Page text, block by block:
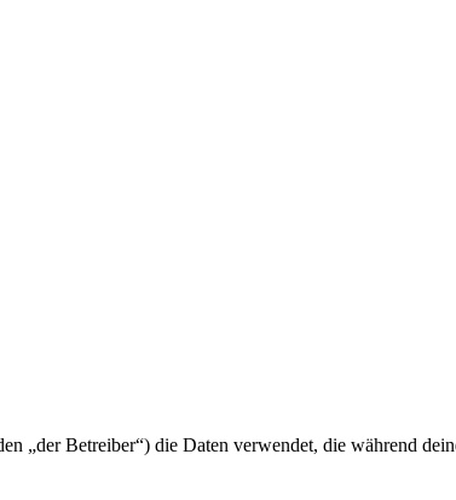
Betreiber“) die Daten verwendet, die während